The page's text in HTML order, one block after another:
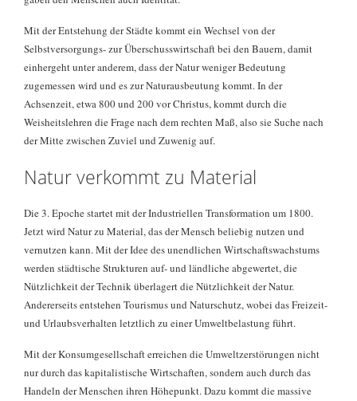
Mit der Entstehung der Städte kommt ein Wechsel von der
Selbstversorgungs- zur Überschusswirtschaft bei den Bauern, damit
einhergeht unter anderem, dass der Natur weniger Bedeutung
zugemessen wird und es zur Naturausbeutung kommt. In der
Achsenzeit, etwa 800 und 200 vor Christus, kommt durch die
Weisheitslehren die Frage nach dem rechten Maß, also sie Suche nach
der Mitte zwischen Zuviel und Zuwenig auf.
Natur verkommt zu Material
Die 3. Epoche startet mit der Industriellen Transformation um 1800.
Jetzt wird Natur zu Material, das der Mensch beliebig nutzen und
vernutzen kann. Mit der Idee des unendlichen Wirtschaftswachstums
werden städtische Strukturen auf- und ländliche abgewertet, die
Nützlichkeit der Technik überlagert die Nützlichkeit der Natur.
Andererseits entstehen Tourismus und Naturschutz, wobei das Freizeit-
und Urlaubsverhalten letztlich zu einer Umweltbelastung führt.
Mit der Konsumgesellschaft erreichen die Umweltzerstörungen nicht
nur durch das kapitalistische Wirtschaften, sondern auch durch das
Handeln der Menschen ihren Höhepunkt. Dazu kommt die massive